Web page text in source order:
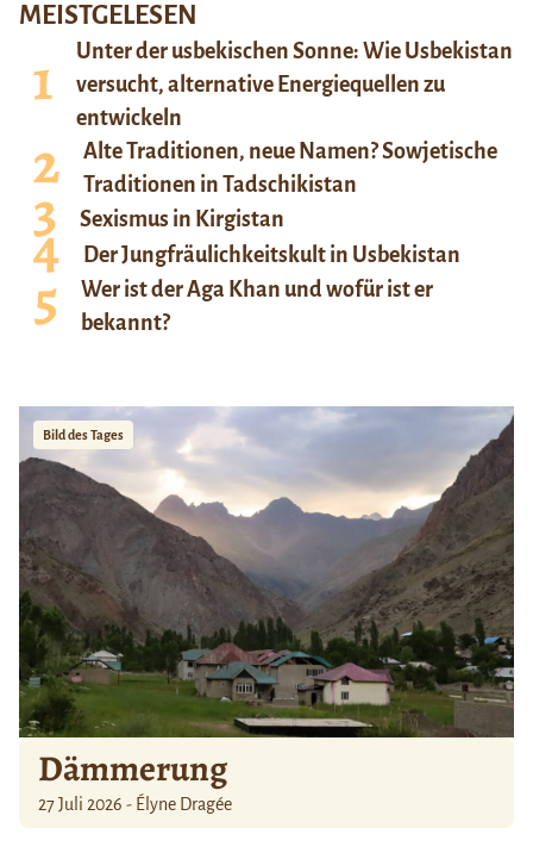
MEISTGELESEN
Unter der usbekischen Sonne: Wie Usbekistan
versucht, alternative Energiequellen zu
entwickeln
Alte Traditionen, neue Namen? Sowjetische
Traditionen in Tadschikistan
Sexismus in Kirgistan
Der Jungfräulichkeitskult in Usbekistan
Wer ist der Aga Khan und wofür ist er
bekannt?
Bild des Tages
Dämmerung
27 Juli 2026 - Élyne Dragée